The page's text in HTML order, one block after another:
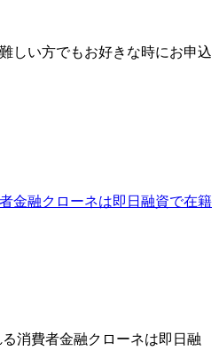
しい方でもお好きな時にお申込
金融クローネは即日融資で在籍
消費者金融クローネは即日融